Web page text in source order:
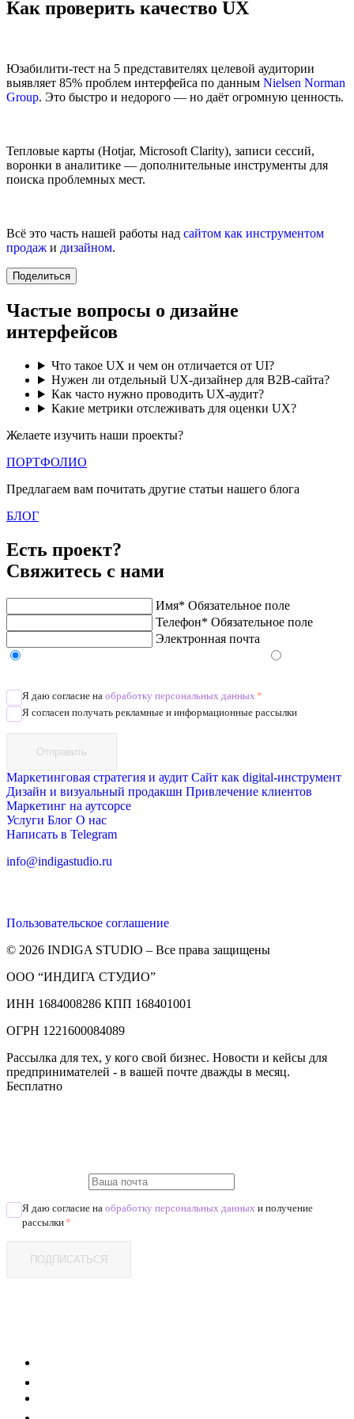
Как проверить качество UX
Юзабилити-тест на 5 представителях целевой аудитории
выявляет 85% проблем интерфейса по данным Nielsen Norman
Group. Это быстро и недорого — но даёт огромную ценность.
Тепловые карты (Hotjar, Microsoft Clarity), записи сессий,
воронки в аналитике — дополнительные инструменты для
поиска проблемных мест.
Всё это часть нашей работы над сайтом как инструментом
продаж и дизайном.
Поделиться
Частые вопросы о дизайне
интерфейсов
Что такое UX и чем он отличается от UI?
Нужен ли отдельный UX-дизайнер для B2B-сайта?
Как часто нужно проводить UX-аудит?
Какие метрики отслеживать для оценки UX?
Желаете изучить наши проекты?
ПОРТФОЛИО
Предлагаем вам почитать другие статьи нашего блога
БЛОГ
Есть проект?
Свяжитесь с нами
Имя* Обязательное поле
Телефон* Обязательное поле
Электронная почта
Я даю согласие на обработку персональных данных *
Я согласен получать рекламные и информационные рассылки
Отправить
Маркетинговая стратегия и аудит Сайт как digital-инструмент
Дизайн и визуальный продакшн Привлечение клиентов
Маркетинг на аутсорсе
Услуги Блог О нас
Написать в Telegram
info@indigastudio.ru
Пользовательское соглашение
© 2026 INDIGA STUDIO – Все права защищены
ООО “ИНДИГА СТУДИО”
ИНН 1684008286 КПП 168401001
ОГРН 1221600084089
Рассылка для тех, у кого свой бизнес. Новости и кейсы для
предпринимателей - в вашей почте дважды в месяц.
Бесплатно
Я даю согласие на обработку персональных данных и получение
рассылки*
ПОДПИСАТЬСЯ